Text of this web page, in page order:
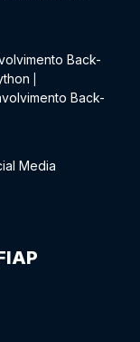
Back-
Back-
Media